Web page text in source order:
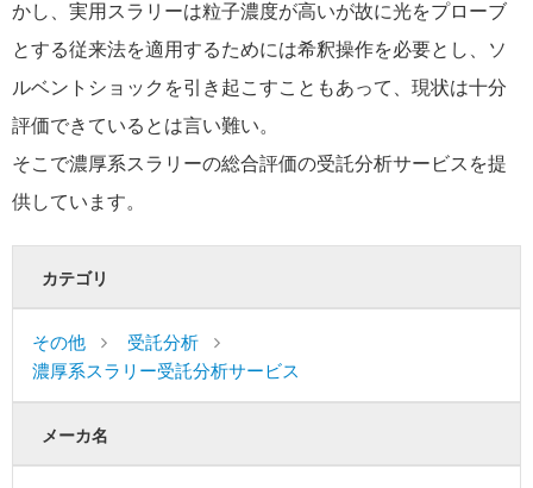
かし、実用スラリーは粒子濃度が高いが故に光をプローブ
とする従来法を適用するためには希釈操作を必要とし、ソ
ルベントショックを引き起こすこともあって、現状は十分
評価できているとは言い難い。
そこで濃厚系スラリーの総合評価の受託分析サービスを提
供しています。
カテゴリ
その他
受託分析
濃厚系スラリー受託分析サービス
メーカ名